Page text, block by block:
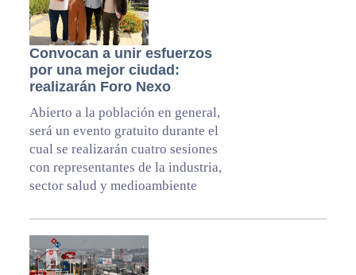
Convocan a unir esfuerzos
por una mejor ciudad:
realizarán Foro Nexo
Abierto a la población en general,
será un evento gratuito durante el
cual se realizarán cuatro sesiones
con representantes de la industria,
sector salud y medioambiente